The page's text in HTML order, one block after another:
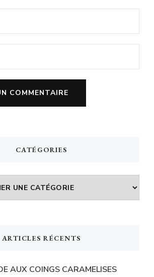
CATÉGORIES
ARTICLES RÉCENTS
AUX COINGS CARAMELISES